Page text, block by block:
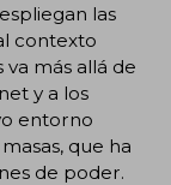
las
contexto
más allá de
y a los
entorno
que ha
de poder.